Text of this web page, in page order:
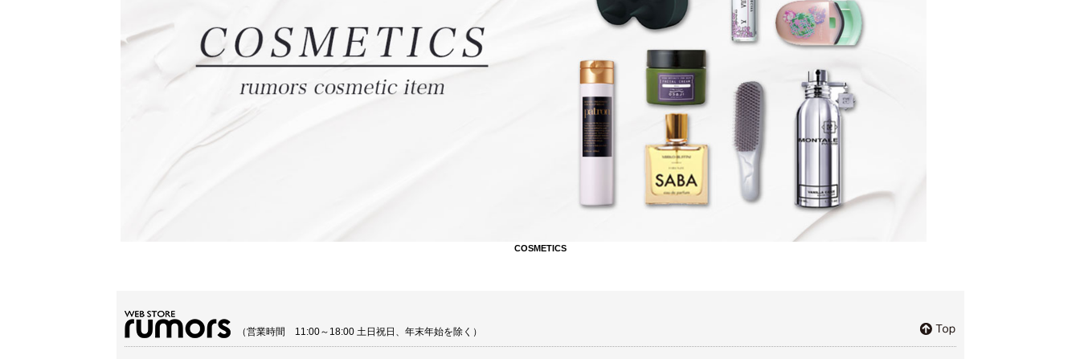
COSMETICS
（営業時間 11:00～18:00 土日祝日、年末年始を除く）